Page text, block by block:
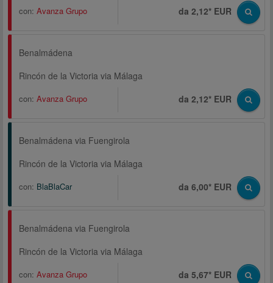
con: Avanza Grupo da 2,12* EUR
Benalmádena
Rincón de la Victoria via Málaga
con: Avanza Grupo da 2,12* EUR
Benalmádena via Fuengirola
Rincón de la Victoria via Málaga
con: BlaBlaCar da 6,00* EUR
Benalmádena via Fuengirola
Rincón de la Victoria via Málaga
con: Avanza Grupo da 5,67* EUR